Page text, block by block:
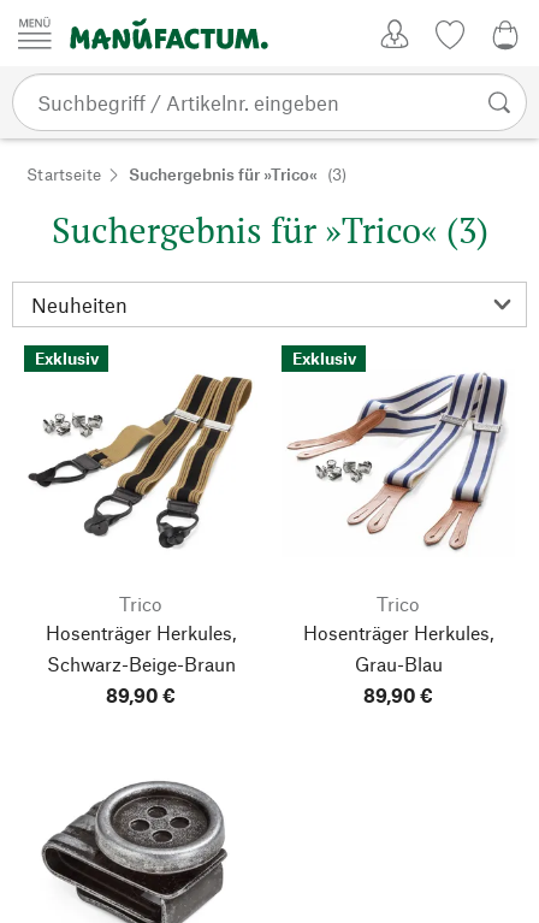
Zum Inhalt springen
Startseite Suchergebnis für »Trico« (3)
Suchergebnis für »Trico« (3)
Exklusiv
Trico
Hosenträger Herkules,
Schwarz-Beige-Braun
89,90 €
Exklusiv
Trico
Hosenträger Herkules,
Grau-Blau
89,90 €